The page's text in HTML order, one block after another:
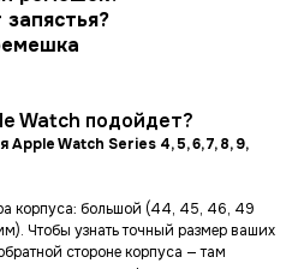
Watch подойдет?
Watch Series 4, 5, 6, 7, 8, 9,
корпуса: большой (44, 45, 46, 49
Чтобы узнать точный размер ваших
стороне корпуса — там